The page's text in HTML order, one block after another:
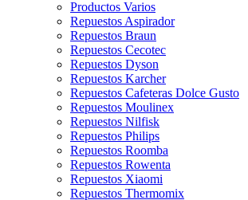
Productos Varios
Repuestos Aspirador
Repuestos Braun
Repuestos Cecotec
Repuestos Dyson
Repuestos Karcher
Repuestos Cafeteras Dolce Gusto
Repuestos Moulinex
Repuestos Nilfisk
Repuestos Philips
Repuestos Roomba
Repuestos Rowenta
Repuestos Xiaomi
Repuestos Thermomix